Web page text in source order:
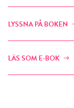
LYSSNA PÅ BOKEN
LÄS SOM E-BOK